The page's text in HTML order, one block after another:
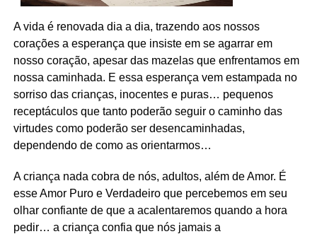
A vida é renovada dia a dia, trazendo aos nossos
corações a esperança que insiste em se agarrar em
nosso coração, apesar das mazelas que enfrentamos em
nossa caminhada. E essa esperança vem estampada no
sorriso das crianças, inocentes e puras… pequenos
receptáculos que tanto poderão seguir o caminho das
virtudes como poderão ser desencaminhadas,
dependendo de como as orientarmos…
A criança nada cobra de nós, adultos, além de Amor. É
esse Amor Puro e Verdadeiro que percebemos em seu
olhar confiante de que a acalentaremos quando a hora
pedir… a criança confia que nós jamais a